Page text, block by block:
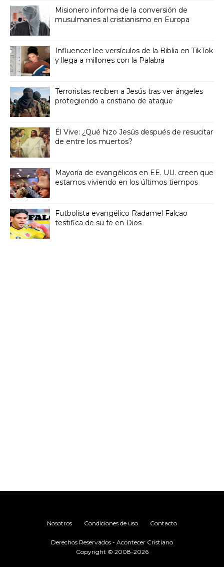
Misionero informa de la conversión de
musulmanes al cristianismo en Europa
Influencer lee versículos de la Biblia en TikTok
y llega a millones con la Palabra
Terroristas reciben a Jesús tras ver ángeles
protegiendo a cristiano de ataque
Él Vive: ¿Qué hizo Jesús después de resucitar
de entre los muertos?
Mayoría de evangélicos en EE. UU. creen que
estamos viviendo en los últimos tiempos
Futbolista evangélico Radamel Falcao
testifica de su fe en Dios
Nosotros Condiciones de uso Contacto
Derechos Reservados - Acontecer Cristiano
Copyright © 2008-2026